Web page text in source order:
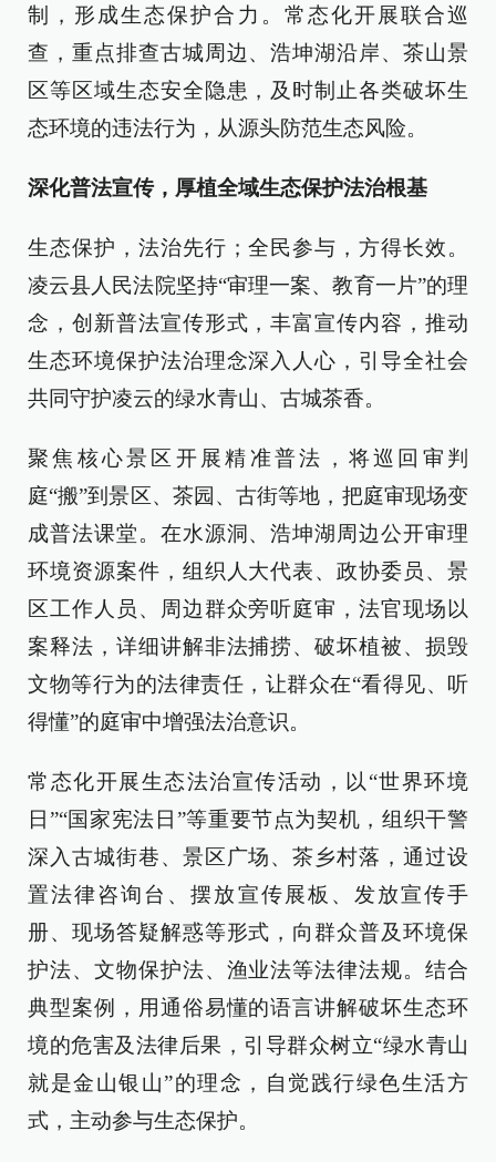
制，形成生态保护合力。常态化开展联合巡
查，重点排查古城周边、浩坤湖沿岸、茶山景
区等区域生态安全隐患，及时制止各类破坏生
态环境的违法行为，从源头防范生态风险。
深化普法宣传，厚植全域生态保护法治根基
生态保护，法治先行；全民参与，方得长效。
凌云县人民法院坚持“审理一案、教育一片”的理
念，创新普法宣传形式，丰富宣传内容，推动
生态环境保护法治理念深入人心，引导全社会
共同守护凌云的绿水青山、古城茶香。
聚焦核心景区开展精准普法，将巡回审判
庭“搬”到景区、茶园、古街等地，把庭审现场变
成普法课堂。在水源洞、浩坤湖周边公开审理
环境资源案件，组织人大代表、政协委员、景
区工作人员、周边群众旁听庭审，法官现场以
案释法，详细讲解非法捕捞、破坏植被、损毁
文物等行为的法律责任，让群众在“看得见、听
得懂”的庭审中增强法治意识。
常态化开展生态法治宣传活动，以“世界环境
日”“国家宪法日”等重要节点为契机，组织干警
深入古城街巷、景区广场、茶乡村落，通过设
置法律咨询台、摆放宣传展板、发放宣传手
册、现场答疑解惑等形式，向群众普及环境保
护法、文物保护法、渔业法等法律法规。结合
典型案例，用通俗易懂的语言讲解破坏生态环
境的危害及法律后果，引导群众树立“绿水青山
就是金山银山”的理念，自觉践行绿色生活方
式，主动参与生态保护。